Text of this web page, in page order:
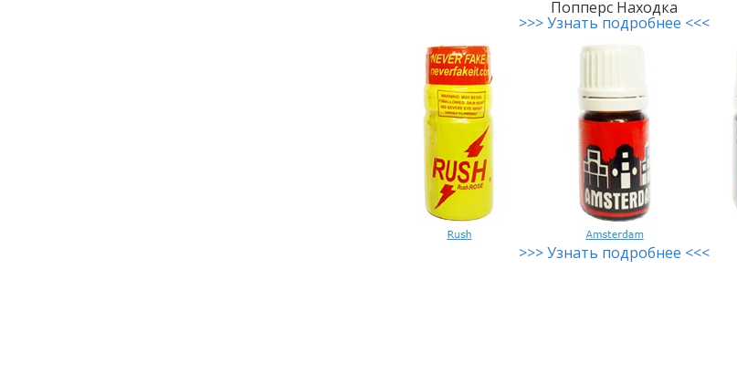
Попперс Находка
>>> Узнать подробнее <<<
>>> Узнать подробнее <<<